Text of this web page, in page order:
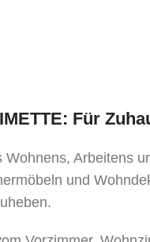
Für
Arbeitens
und